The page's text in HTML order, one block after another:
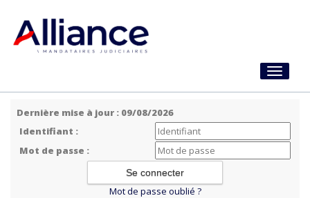
Toggle
Dernière mise à jour : 09/08/2026
Identifiant :
Mot de passe :
Mot de passe oublié ?